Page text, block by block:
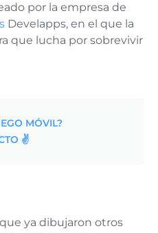
por la empresa de
Develapps, en el que la
que lucha por sobrevivir
MÓVIL?
✌️
ya dibujaron otros